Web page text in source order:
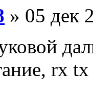
» 05 дек
rx tx